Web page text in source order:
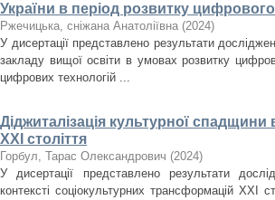
України в період розвитку
Ржечицька, сніжана Анатоліївна (2024)
У дисертації представлено результати
закладу вищої освіти в умовах розвитку
цифрових технологій ...
Діджиталізація культурної
ХХІ століття
Горбул, Тарас Олександрович (2024)
У дисертації представлено результати
контексті соціокультурних трансформацій ХХІ